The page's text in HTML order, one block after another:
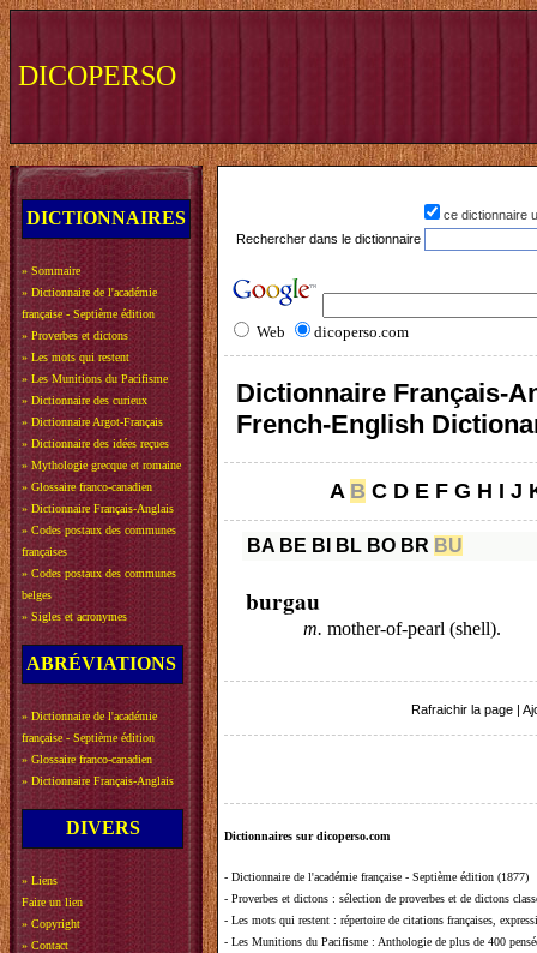
DICOPERSO
DICTIONNAIRES
» Sommaire
» Dictionnaire de l'académie
française - Septième édition
» Proverbes et dictons
» Les mots qui restent
» Les Munitions du Pacifisme
» Dictionnaire des curieux
» Dictionnaire Argot-Français
» Dictionnaire des idées reçues
» Mythologie grecque et romaine
» Glossaire franco-canadien
» Dictionnaire Français-Anglais
» Codes postaux des communes
françaises
» Codes postaux des communes
belges
» Sigles et acronymes
ABRÉVIATIONS
» Dictionnaire de l'académie
française - Septième édition
» Glossaire franco-canadien
» Dictionnaire Français-Anglais
DIVERS
» Liens
Faire un lien
» Copyright
» Contact
ce dictionnaire
Rechercher dans le dictionnaire
Web dicoperso.com
Dictionnaire Français-
French-English
A B C D E F G H I J
BA BE BI BL BO BR BU
burgau
m. mother-of-pearl (shell).
Rafraichir la page
Dictionnaires sur dicoperso.com
- Dictionnaire de l'académie française - Septième édition (1877)
- Proverbes et dictons : sélection de proverbes et de dictons
- Les mots qui restent : répertoire de citations françaises,
- Les Munitions du Pacifisme : Anthologie de plus de 400